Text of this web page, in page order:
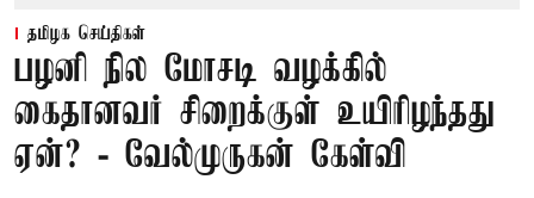
தமிழக செய்திகள்
பழனி நில மோசடி வழக்கில்
கைதானவர் சிறைக்குள் உயிரிழந்தது
ஏன்? - வேல்முருகன் கேள்வி